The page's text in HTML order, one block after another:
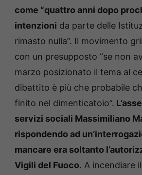
come “quattro anni dopo
intenzioni da parte delle
rimasto nulla”. Il movimento
con un presupposto “se non
marzo posizionato il tema al
dibattito è più che probabile
finito nel dimenticatoio”.
servizi sociali Massimiliano
rispondendo ad
mancare era soltanto
Vigili del Fuoco. A incendiare